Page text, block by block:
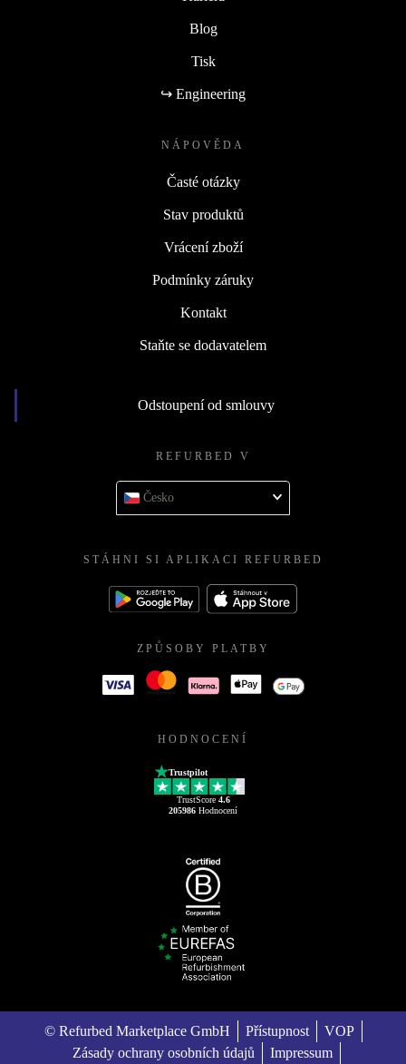
Blog
Tisk
↪ Engineering
NÁPOVĚDA
Časté otázky
Stav produktů
Vrácení zboží
Podmínky záruky
Kontakt
Staňte se dodavatelem
Odstoupení od smlouvy
REFURBED V
Česko
STÁHNI SI APLIKACI REFURBED
ZPŮSOBY PLATBY
HODNOCENÍ
Trustpilot
TrustScore 4.6
205986 Hodnocení
© Refurbed Marketplace GmbH Přístupnost
VOP
Zásady ochrany osobních údajů
Impressum